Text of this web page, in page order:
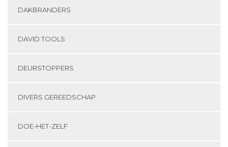
DAKBRANDERS
DAVID TOOLS
DEURSTOPPERS
DIVERS GEREEDSCHAP
DOE-HET-ZELF